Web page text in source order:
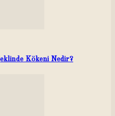
Kökeni Nedir?